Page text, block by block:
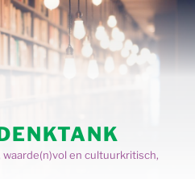
en cultuurkritisch,